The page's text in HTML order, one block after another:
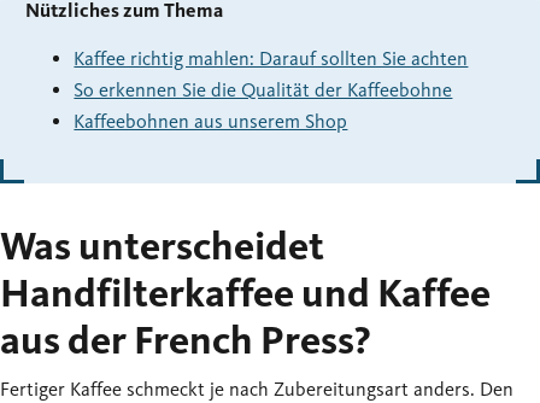
Nützliches zum Thema
Kaffee richtig mahlen: Darauf sollten Sie achten
So erkennen Sie die Qualität der Kaffeebohne
Kaffeebohnen aus unserem Shop
Was unterscheidet
Handfilterkaffee und Kaffee
aus der French Press?
Fertiger Kaffee schmeckt je nach Zubereitungsart anders. Den